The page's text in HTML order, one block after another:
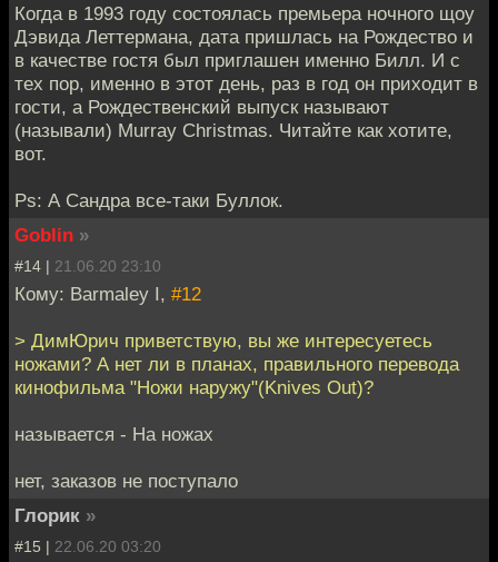
Когда в 1993 году состоялась премьера ночного щоу
Дэвида Леттермана, дата пришлась на Рождество и
в качестве гостя был приглашен именно Билл. И с
тех пор, именно в этот день, раз в год он приходит в
гости, а Рождественский выпуск называют
(называли) Murray Christmas. Читайте как хотите,
вот.
Ps: А Сандра все-таки Буллок.
Goblin »
#14 | 21.06.20 23:10
Кому: Barmaley I, #12
> ДимЮрич приветствую, вы же интересуетесь
ножами? А нет ли в планах, правильного перевода
кинофильма "Ножи наружу"(Knives Out)?
называется - На ножах
нет, заказов не поступало
Глорик »
#15 | 22.06.20 03:20